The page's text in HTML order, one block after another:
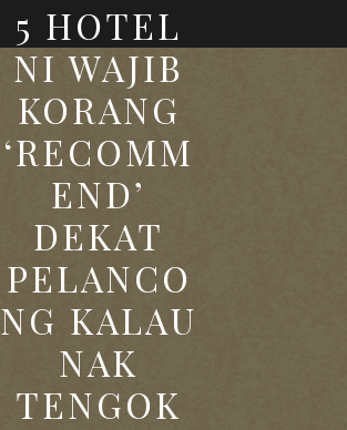
5 HOTEL
NI WAJIB
KORANG
‘RECOMM
END’
DEKAT
PELANCO
NG KALAU
NAK
TENGOK